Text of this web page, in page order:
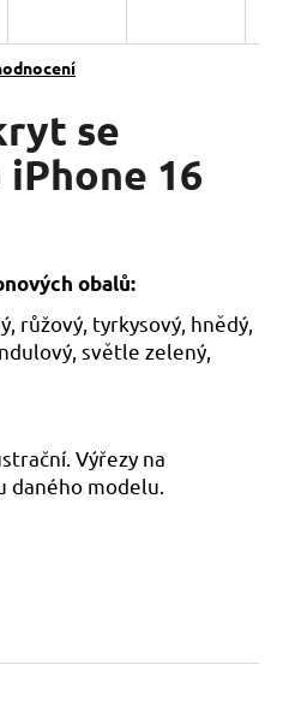
se
16
obalů:
růžový, tyrkysový, hnědý,
světle zelený,
Výřezy na
daného modelu.